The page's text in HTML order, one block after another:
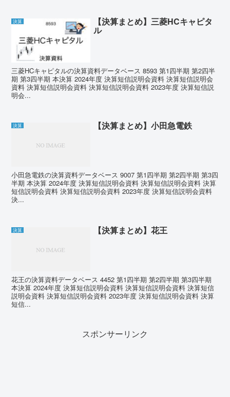
決算 【決算まとめ】三菱HCキャピタ
ル
三菱HCキャピタルの決算資料データベース 8593 第1四半期 第2四半
期 第3四半期 本決算 2024年度 決算短信説明会資料 決算短信説明会
資料 決算短信説明会資料 決算短信説明会資料 2023年度 決算短信説
明会...
決算 【決算まとめ】小田急電鉄
小田急電鉄の決算資料データベース 9007 第1四半期 第2四半期 第3四
半期 本決算 2024年度 決算短信説明会資料 決算短信説明会資料 決算
短信説明会資料 決算短信説明会資料 2023年度 決算短信説明会資料
決...
決算 【決算まとめ】花王
花王の決算資料データベース 4452 第1四半期 第2四半期 第3四半期
本決算 2024年度 決算短信説明会資料 決算短信説明会資料 決算短信
説明会資料 決算短信説明会資料 2023年度 決算短信説明会資料 決算
短信...
スポンサーリンク